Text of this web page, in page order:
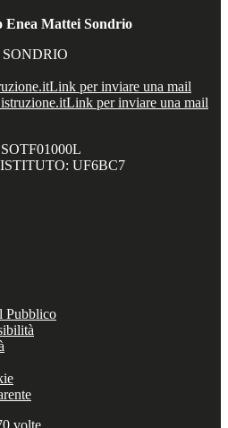
Enea Mattei Sondrio
SONDRIO
Link per inviare una mail
Link per inviare una mail
UF6BC7
Pubblico
volte